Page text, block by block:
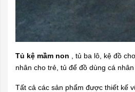
Tủ kệ mầm non
, tủ ba lô, kệ đồ
nhân cho trẻ, tủ để đồ dùng cá
Tất cả các sản phẩm được thiết kế